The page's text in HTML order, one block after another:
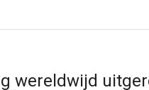
wereldwijd